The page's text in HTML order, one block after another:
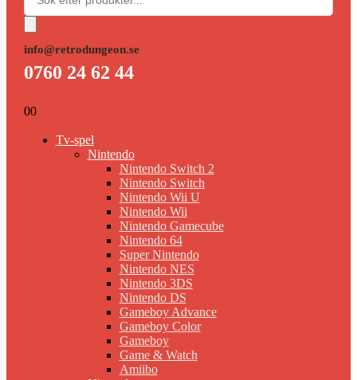
info@retrodungeon.se
0760 24 62 44
00
Tv-spel
Nintendo
Nintendo Switch 2
Nintendo Switch
Nintendo Wii U
Nintendo Wii
Nintendo Gamecube
Nintendo 64
Super Nintendo
Nintendo NES
Nintendo 3DS
Nintendo DS
Gameboy Advance
Gameboy Color
Gameboy
Game & Watch
Amiibo